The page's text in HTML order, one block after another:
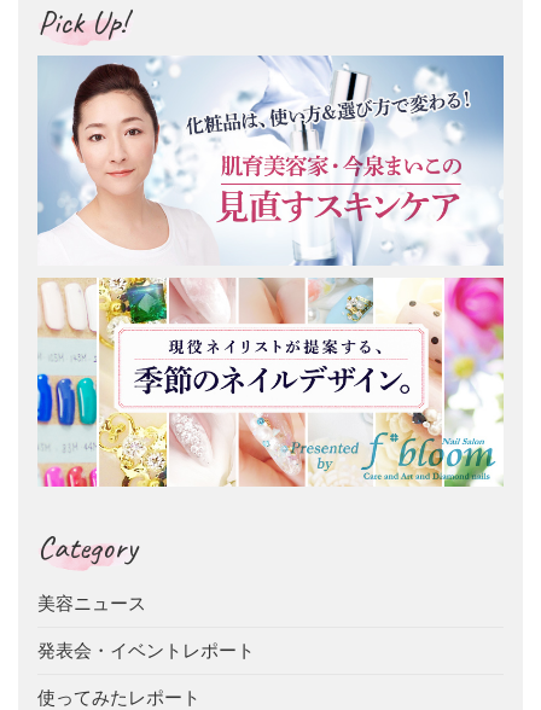
Pick Up!
Category
美容ニュース
発表会・イベントレポート
使ってみたレポート